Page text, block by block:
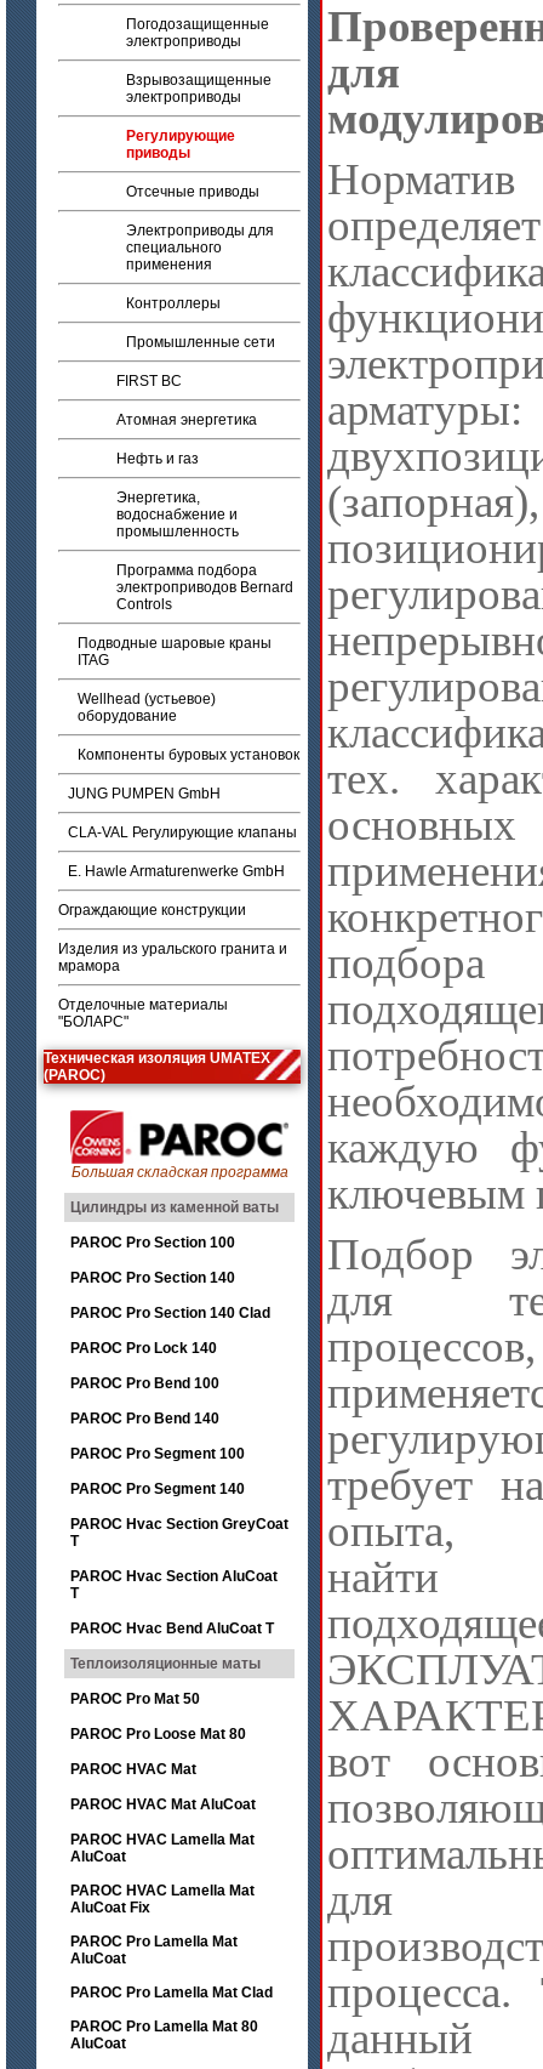
Погодозащищенные
электроприводы
Взрывозащищенные
электроприводы
Регулирующие
приводы
Отсечные приводы
Электроприводы для
специального
применения
Контроллеры
Промышленные сети
FIRST BC
Атомная энергетика
Нефть и газ
Энергетика,
водоснабжение и
промышленность
Программа подбора
электроприводов Bernard
Controls
Подводные шаровые краны
ITAG
Wellhead (устьевое)
оборудование
Компоненты буровых установок
JUNG PUMPEN GmbH
CLA-VAL Регулирующие клапаны
E. Hawle Armaturenwerke GmbH
Ограждающие конструкции
Изделия из уральского гранита и
мрамора
Отделочные материалы
"БОЛАРС"
Техническая изоляция UMATEX
(PAROC)
Большая складская программа
Цилиндры из каменной ваты
PAROC Pro Section 100
PAROC Pro Section 140
PAROC Pro Section 140 Clad
PAROC Pro Lock 140
PAROC Pro Bend 100
PAROC Pro Bend 140
PAROC Pro Segment 100
PAROC Pro Segment 140
PAROC Hvac Section GreyCoat
T
PAROC Hvac Section AluCoat
T
PAROC Hvac Bend AluCoat T
Теплоизоляционные маты
PAROC Pro Mat 50
PAROC Pro Loose Mat 80
PAROC HVAC Mat
PAROC HVAC Mat AluCoat
PAROC HVAC Lamella Mat
AluCoat
PAROC HVAC Lamella Mat
AluCoat Fix
PAROC Pro Lamella Mat
AluCoat
PAROC Pro Lamella Mat Clad
PAROC Pro Lamella Mat 80
AluCoat
для
определяет
арматуры:
(запорная),
тех.
каждую
ключевым
Подбор
для
требует
опыта,
найти
вот
для